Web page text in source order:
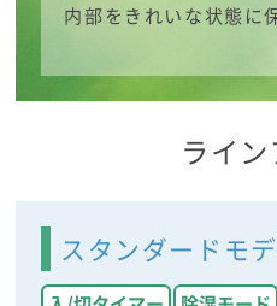
内部をきれいな状態に
ライ
スタンダードモ